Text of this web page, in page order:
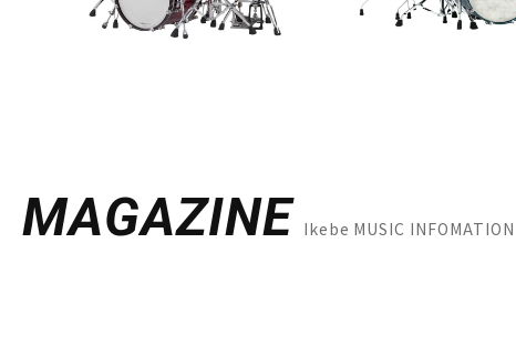
MAGAZINE Ikebe MUSIC